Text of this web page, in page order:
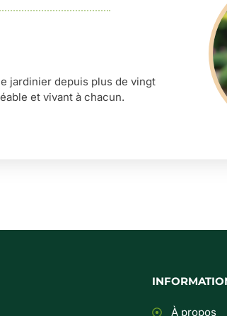
jardinier depuis plus de vingt
et vivant à chacun.
À propos